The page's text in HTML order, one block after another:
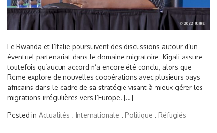
Le Rwanda et l’Italie poursuivent des discussions autour d’un
éventuel partenariat dans le domaine migratoire. Kigali assure
toutefois qu’aucun accord n’a encore été conclu, alors que
Rome explore de nouvelles coopérations avec plusieurs pays
africains dans le cadre de sa stratégie visant à mieux gérer les
migrations irrégulières vers l’Europe. […]
Posted in Actualités , Internationale , Politique , Réfugiés